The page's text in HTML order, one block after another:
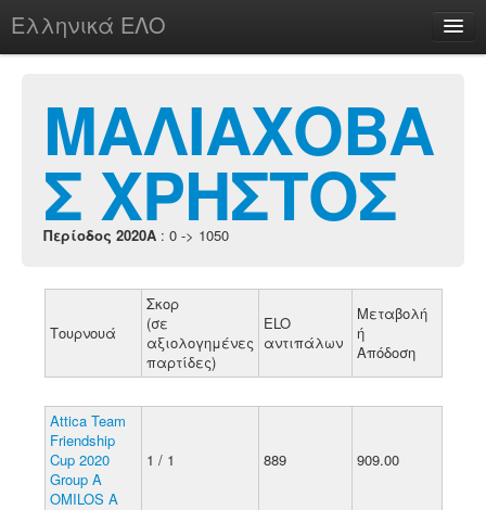
Ελληνικά ΕΛΟ
chesstu.be @ discord
Login
ΜΑΛΙΑΧΟΒΑ
Σ ΧΡΗΣΤΟΣ
Περίοδος 2020A : 0 -> 1050
Τουρνουά
Σκορ
(σε
αξιολογημένες
παρτίδες)
ELO
αντιπάλων
Μεταβολή
ή
Απόδοση
Attica Team
Friendship
Cup 2020
Group A
OMILOS A
1 / 1 889 909.00